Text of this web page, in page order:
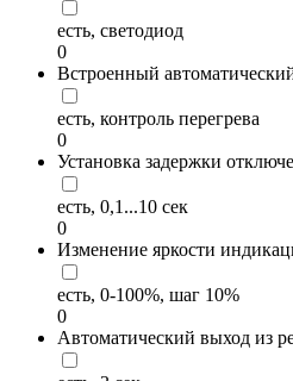
есть, светодиод
0
Встроенный
есть, контроль перегрева
0
Установка задержки
есть, 0,1...10 сек
0
Изменение яркости
есть, 0-100%, шаг 10%
0
Автоматический выход из